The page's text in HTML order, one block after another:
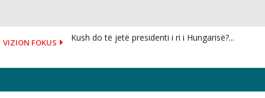
VIZION FOKUS Kush do të jetë presidenti i ri i Hungarisë?...